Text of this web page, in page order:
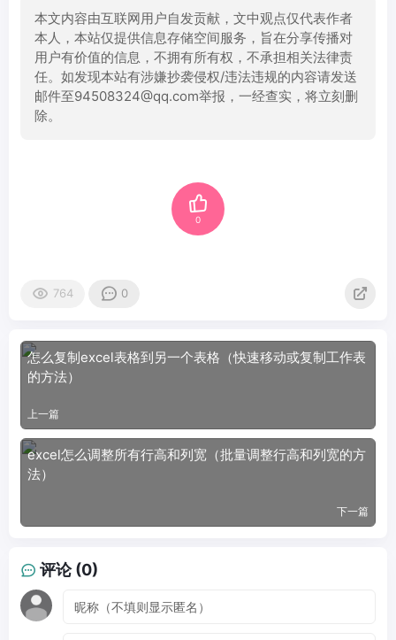
本文内容由互联网用户自发贡献，文中观点仅代表作者
本人，本站仅提供信息存储空间服务，旨在分享传播对
用户有价值的信息，不拥有所有权，不承担相关法律责
任。如发现本站有涉嫌抄袭侵权/违法违规的内容请发送
邮件至94508324@qq.com举报，一经查实，将立刻删
除。
0
764 0
怎么复制excel表格到另一个表格（快速移动或复制工作表
的方法）
上一篇
excel怎么调整所有行高和列宽（批量调整行高和列宽的方
法）
下一篇
评论 (0)